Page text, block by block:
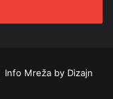
Info Mreža by Dizajn